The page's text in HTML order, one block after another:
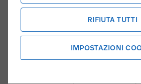
sono preliminari in attesa di
omologati in base al sistema di
di prova WLTP, di cui al Reg UE
RIFIUTA TUTTI
IMPOSTAZIONI